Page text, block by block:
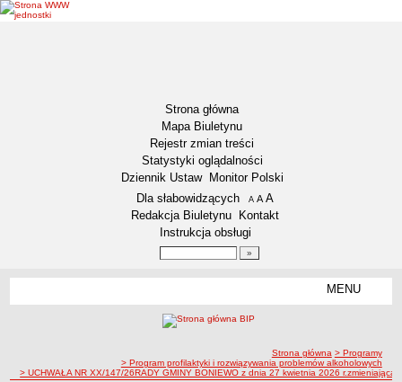
Strona główna
Mapa Biuletynu
Rejestr zmian treści
Statystyki oglądalności
Dziennik Ustaw
Monitor Polski
Menu dodatkowe
Dla słabowidzących A pomniejsz czcionkę
A standardowy rozmiar czcionki
A
Redakcja Biuletynu
Kontakt
Instrukcja obsługi
MENU
Zadania publiczne
ścieżka nawigacji
Strona główna > Programy
> Program profilaktyki i rozwiązywania problemów alkoholowych
> UCHWAŁA NR XX/147/26RADY GMINY BONIEWO z dnia 27 kwietnia 2026